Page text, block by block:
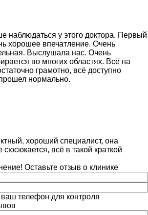
наблюдаться у этого доктора. Первый
хорошее впечатление. Очень
Выслушала нас. Очень
во многих областях. Всё на
грамотно, всё доступно
нормально.
хороший специалист, она
всё в такой краткой
Оставьте отзыв о клинике
телефон для контроля